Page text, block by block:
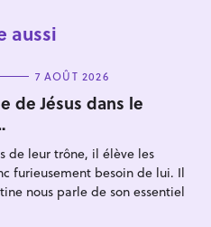
aussi
7 AOÛT 2026
de Jésus dans le
de leur trône, il élève les
furieusement besoin de lui. Il
nous parle de son essentiel